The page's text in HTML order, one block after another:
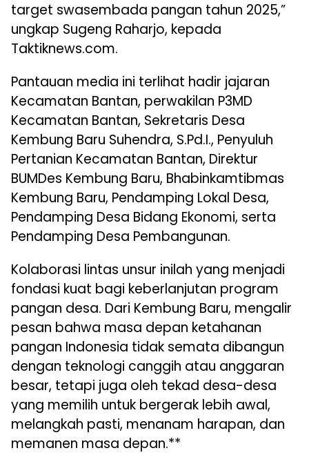
target swasembada pangan tahun 2025,”
ungkap Sugeng Raharjo, kepada
Taktiknews.com.
Pantauan media ini terlihat hadir jajaran
Kecamatan Bantan, perwakilan P3MD
Kecamatan Bantan, Sekretaris Desa
Kembung Baru Suhendra, S.Pd.I., Penyuluh
Pertanian Kecamatan Bantan, Direktur
BUMDes Kembung Baru, Bhabinkamtibmas
Kembung Baru, Pendamping Lokal Desa,
Pendamping Desa Bidang Ekonomi, serta
Pendamping Desa Pembangunan.
Kolaborasi lintas unsur inilah yang menjadi
fondasi kuat bagi keberlanjutan program
pangan desa. Dari Kembung Baru, mengalir
pesan bahwa masa depan ketahanan
pangan Indonesia tidak semata dibangun
dengan teknologi canggih atau anggaran
besar, tetapi juga oleh tekad desa-desa
yang memilih untuk bergerak lebih awal,
melangkah pasti, menanam harapan, dan
memanen masa depan.**